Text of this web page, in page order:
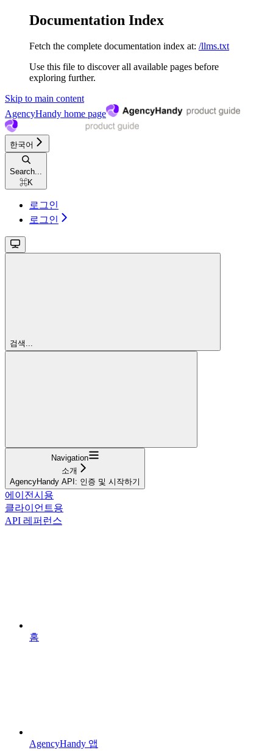
Documentation Index
Fetch the complete documentation index at: /llms.txt
Use this file to discover all available pages before
exploring further.
Skip to main content
AgencyHandy home page
한국어
Search...
⌘K
로그인
로그인
검색...
Navigation
소개
AgencyHandy API: 인증 및 시작하기
에이전시용
클라이언트용
API 레퍼런스
홈
AgencyHandy 앱